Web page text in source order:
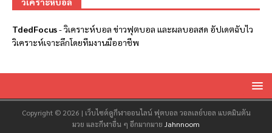
TdedFocus-วิเคราะห์บอล ข่าวฟุตบอล และผลบอลสด อัปเดตฉับไว
วิเคราะห์เจาะลึกโดยทีมงานมืออาชีพ
Copyright © 2026 | เว็บไซต์ดูกีฬาออนไลน์ ฟุตบอล วอลเลย์บอล แบดมินตัน
มวย และกีฬาอื่น ๆ อีกมากมาย Jahnnoom